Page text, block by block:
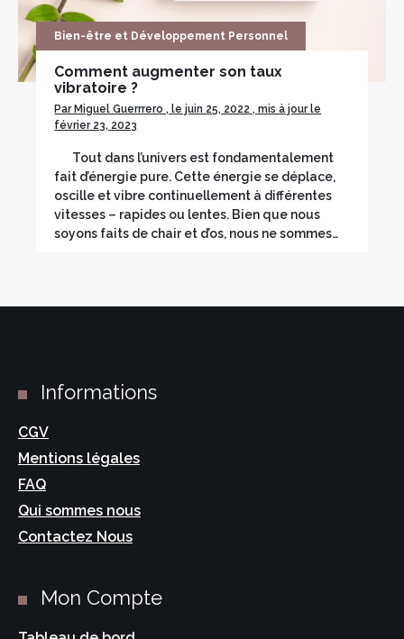
Bien-être et Développement Personnel
Comment augmenter son taux
vibratoire ?
Par Miguel Guerrrero , le juin 25, 2022 , mis à jour le
février 23, 2023
Tout dans l’univers est fondamentalement
fait d’énergie pure. Cette énergie se déplace,
oscille et vibre continuellement à différentes
vitesses – rapides ou lentes. Bien que nous
soyons faits de chair et d’os, nous ne sommes…
Informations
CGV
Mentions légales
FAQ
Qui sommes nous
Contactez Nous
Mon Compte